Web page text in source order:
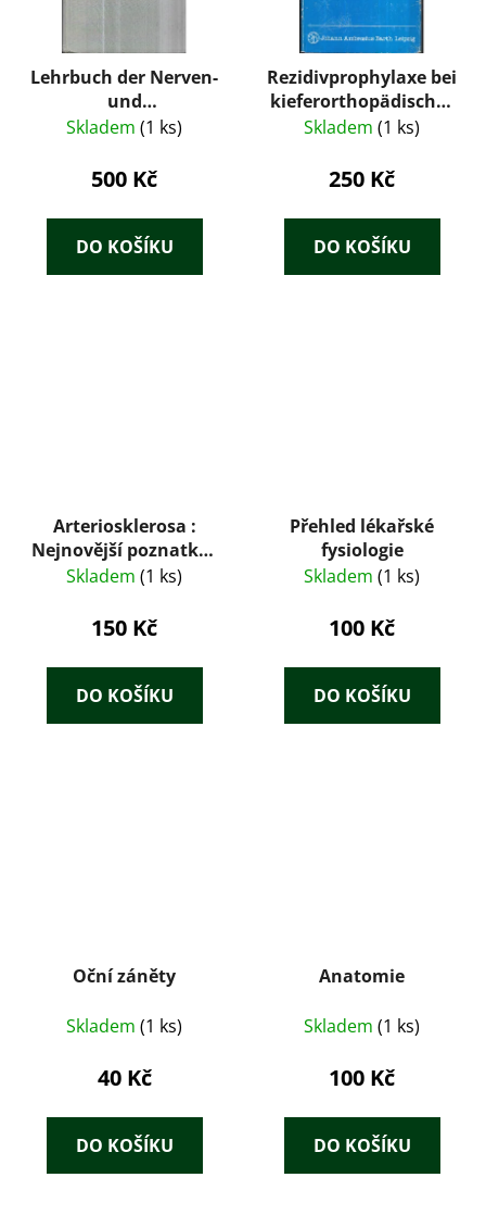
Lehrbuch der Nerven-
und
Geisteskrankheiten
Skladem (1 ks)
500 Kč
DO KOŠÍKU
Rezidivprophylaxe bei
kieferorthopädischer
Therapie mit
Geräten
Skladem (1 ks)
250 Kč
DO KOŠÍKU
Arteriosklerosa :
Nejnovější poznatky :
Hlavní referáty a
internistické a
společnosti, který se
konal 6.-8. listopadu
Skladem (1 ks)
150 Kč
DO KOŠÍKU
Přehled lékařské
fysiologie
Skladem (1 ks)
100 Kč
DO KOŠÍKU
Oční záněty
Skladem (1 ks)
40 Kč
DO KOŠÍKU
Anatomie
Skladem (1 ks)
100 Kč
DO KOŠÍKU